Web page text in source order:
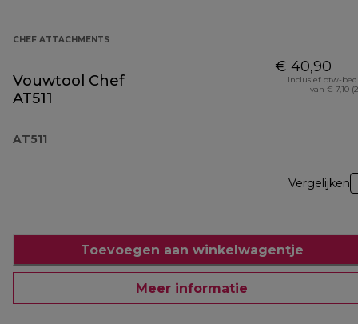
CHEF ATTACHMENTS
Vouwtool Chef
AT511
AT511
€ 40,90
Inclusief btw-
van € 7,10
Vergelijken
Toevoegen aan winkelwagentje
Meer informatie